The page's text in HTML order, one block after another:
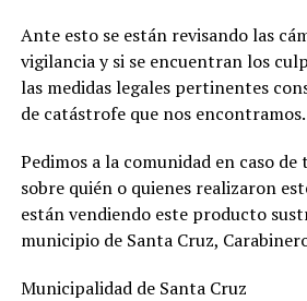
Ante esto se están revisando las
vigilancia y si se encuentran los
las medidas legales pertinentes
de catástrofe que nos encontramos.
Pedimos a la comunidad en caso
sobre quién o quienes realizaron
están vendiendo este producto
municipio de Santa Cruz,
Municipalidad de Santa Cruz